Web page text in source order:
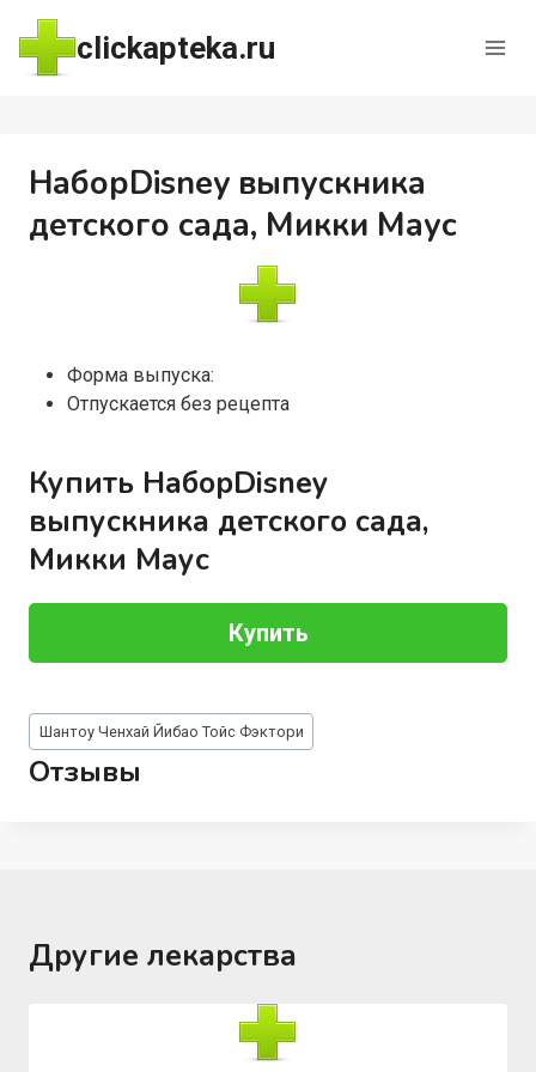
Перейти
содержимому
clickapteka.ru
НаборDisney выпускника
детского сада, Микки Маус
Форма выпуска:
Отпускается без рецепта
Купить НаборDisney
выпускника детского сада,
Микки Маус
Купить
Метки
записи:
Шантоу Ченхай Йибао Тойс Фэктори
Отзывы
Другие лекарства